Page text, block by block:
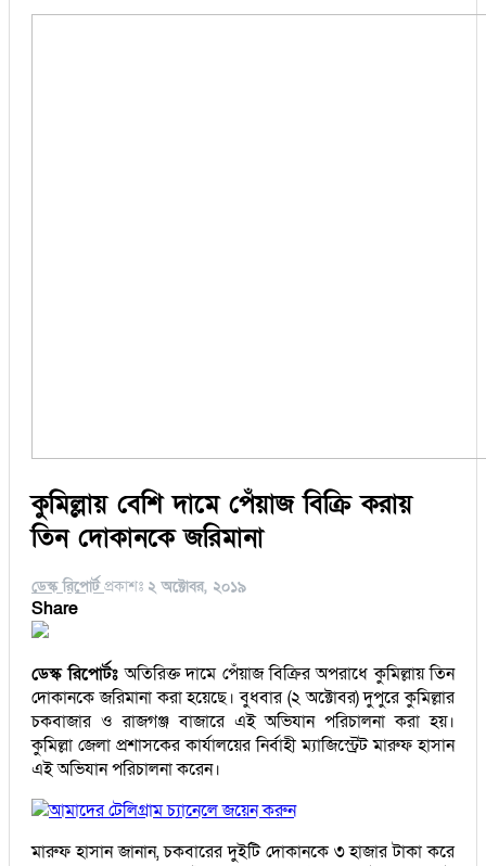
কুমিল্লায় বেশি দামে পেঁয়াজ বিক্রি করায়
তিন দোকানকে জরিমানা
ডেস্ক রিপোর্ট প্রকাশঃ ২ অক্টোবর, ২০১৯
Share
ডেস্ক রিপোর্টঃ অতিরিক্ত দামে পেঁয়াজ বিক্রির অপরাধে কুমিল্লায় তিন
দোকানকে জরিমানা করা হয়েছে। বুধবার (২ অক্টোবর) দুপুরে কুমিল্লার
চকবাজার ও রাজগঞ্জ বাজারে এই অভিযান পরিচালনা করা হয়।
কুমিল্লা জেলা প্রশাসকের কার্যালয়ের নির্বাহী ম্যাজিস্ট্রেট মারুফ হাসান
এই অভিযান পরিচালনা করেন।
আমাদের টেলিগ্রাম চ্যানেলে জয়েন করুন
মারুফ হাসান জানান, চকবারের দুইটি দোকানকে ৩ হাজার টাকা করে